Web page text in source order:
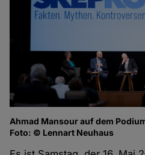
Ahmad Mansour auf dem
Foto: © Lennart Neuhaus